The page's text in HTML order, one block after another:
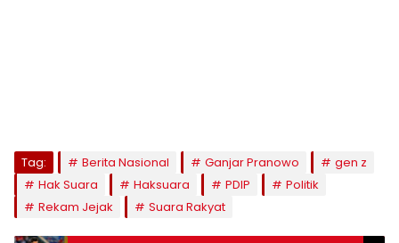
Tag: Berita Nasional Ganjar Pranowo
gen z
Hak Suara
Haksuara PDIP
Politik
Rekam Jejak
Suara Rakyat